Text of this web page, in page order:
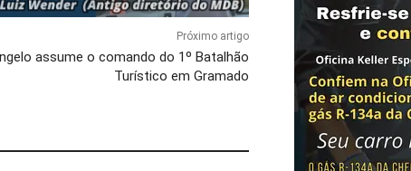
Próximo artigo
assume o comando do 1º Batalhão
Turístico em Gramado